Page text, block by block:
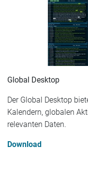
Global Desktop
Der Global Desktop
Kalendern, globalen
relevanten Daten.
Download